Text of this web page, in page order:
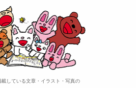
している文章・イラスト・写真の